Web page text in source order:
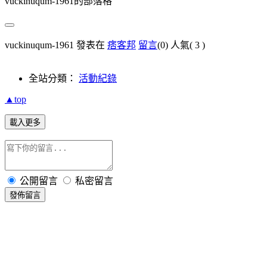
vuckinuqum-1961 發表在 痞客邦 留言(0) 人氣( 3 )
全站分類： 活動紀錄
▲top
載入更多
公開留言 私密留言
發佈留言